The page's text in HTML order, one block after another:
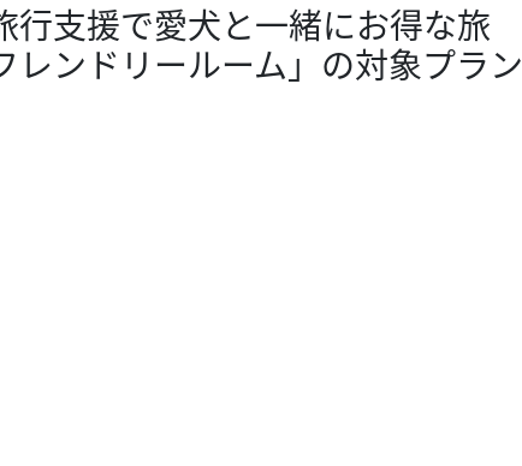
行支援で愛犬と一緒にお得な旅
ンドリールーム」の対象プラン